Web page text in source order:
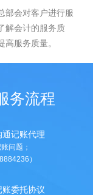
部会对客户进行服
解会计的服务质
高服务质量。
务流程
记账代理
问题；
）
委托协议